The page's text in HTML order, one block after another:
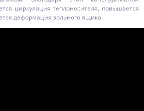
циркуляция теплоносителя, повышается
деформация зольного ящика.